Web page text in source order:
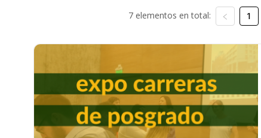
7 elementos en total: 1